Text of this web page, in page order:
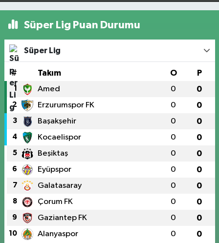
Süper Lig Puan Durumu
Süper Lig
# Takım O P
1 Amed 0 0
2 Erzurumspor FK 0 0
3 Başakşehir 0 0
4 Kocaelispor 0 0
5 Beşiktaş 0 0
6 Eyüpspor 0 0
7 Galatasaray 0 0
8 Çorum FK 0 0
9 Gaziantep FK 0 0
10 Alanyaspor 0 0